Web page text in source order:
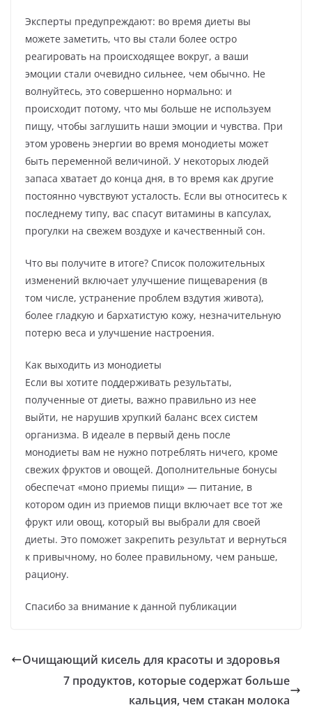
Эксперты предупреждают: во время диеты вы
можете заметить, что вы стали более остро
реагировать на происходящее вокруг, а ваши
эмоции стали очевидно сильнее, чем обычно. Не
волнуйтесь, это совершенно нормально: и
происходит потому, что мы больше не используем
пищу, чтобы заглушить наши эмоции и чувства. При
этом уровень энергии во время монодиеты может
быть переменной величиной. У некоторых людей
запаса хватает до конца дня, в то время как другие
постоянно чувствуют усталость. Если вы относитесь к
последнему типу, вас спасут витамины в капсулах,
прогулки на свежем воздухе и качественный сон.
Что вы получите в итоге? Список положительных
изменений включает улучшение пищеварения (в
том числе, устранение проблем вздутия живота),
более гладкую и бархатистую кожу, незначительную
потерю веса и улучшение настроения.
Как выходить из монодиеты
Если вы хотите поддерживать результаты,
полученные от диеты, важно правильно из нее
выйти, не нарушив хрупкий баланс всех систем
организма. В идеале в первый день после
монодиеты вам не нужно потреблять ничего, кроме
свежих фруктов и овощей. Дополнительные бонусы
обеспечат «моно приемы пищи» — питание, в
котором один из приемов пищи включает все тот же
фрукт или овощ, который вы выбрали для своей
диеты. Это поможет закрепить результат и вернуться
к привычному, но более правильному, чем раньше,
рациону.
Спасибо за внимание к данной публикации
Очищающий кисель для красоты и здоровья
7 продуктов, которые содержат больше
кальция, чем стакан молока